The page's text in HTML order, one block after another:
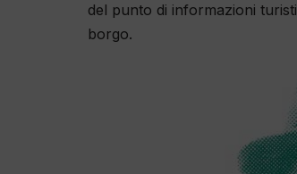
del punto di informazioni
borgo.